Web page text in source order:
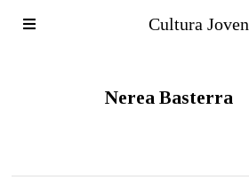
Cultura Joven
Nerea Basterra